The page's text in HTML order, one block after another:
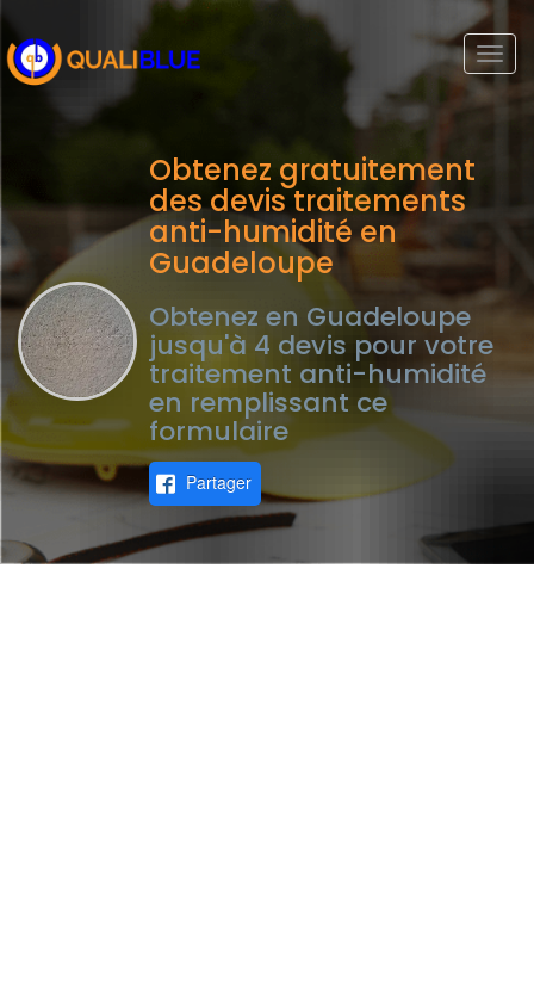
Obtenez gratuitement
des devis traitements
anti-humidité en
Guadeloupe
Obtenez en Guadeloupe
jusqu'à 4 devis pour votre
traitement anti-humidité
en remplissant ce
formulaire
Partager